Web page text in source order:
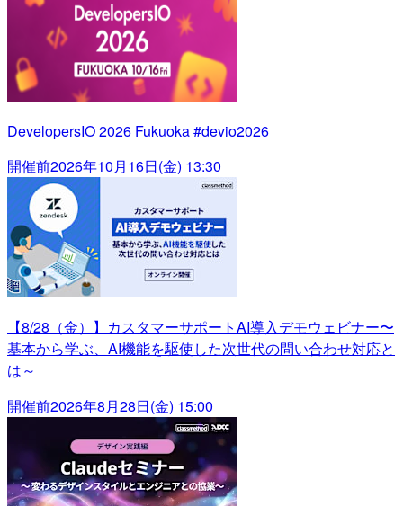
DevelopersIO 2026 Fukuoka #devio2026
開催前2026年10月16日(金) 13:30
【8/28（金）】カスタマーサポートAI導入デモウェビナー〜
基本から学ぶ、AI機能を駆使した次世代の問い合わせ対応と
は～
開催前2026年8月28日(金) 15:00